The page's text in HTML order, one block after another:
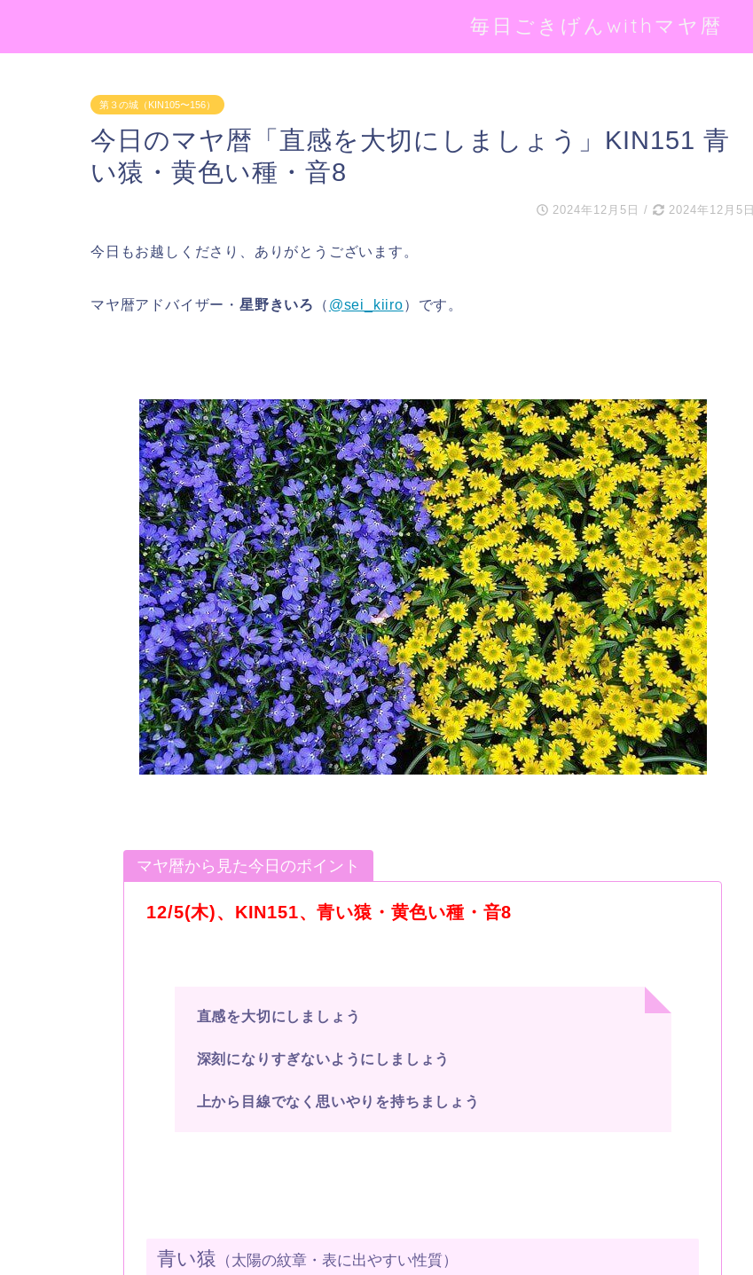
毎日ごきげんwithマヤ暦
第３の城（KIN105〜156）
今日のマヤ暦「直感を大切にしましょう」KIN151 青
い猿・黄色い種・音8
2024年12月5日 / 2024年12月5日
今日もお越しくださり、ありがとうございます。
マヤ暦アドバイザー・ 星野きいろ （ @sei_kiiro）です。
マヤ暦から見た今日のポイント
12/5(木)、KIN151、青い猿・黄色い種・音8
直感を大切にしましょう
深刻になりすぎないようにしましょう
上から目線でなく思いやりを持ちましょう
青い猿 （太陽の紋章・表に出やすい性質）